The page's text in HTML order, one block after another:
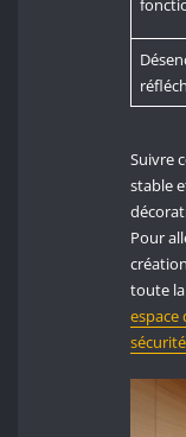
Suivre
stable
Pour
toute
espace